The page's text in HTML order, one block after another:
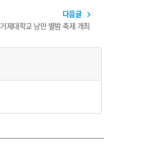
다음글 navigate_next
거제대학교 낭만 별밤 축제 개최